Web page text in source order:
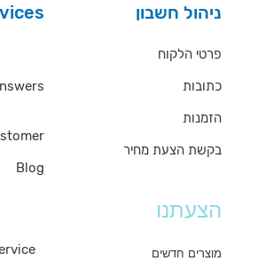
Blog
ניהול חשבון
פרטי הלקוח
כתובות
הזמנות
בקשת הצעת מחיר
הצעתנו
מוצרים חדשים